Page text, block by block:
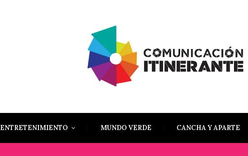
ENTRETENIMIENTO MUNDO VERDE CANCHA Y APARTE